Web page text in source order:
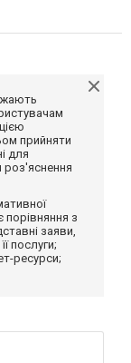
прийняти
для
роз'яснення
порівняння з
заяви,
послуги;
ресурси;